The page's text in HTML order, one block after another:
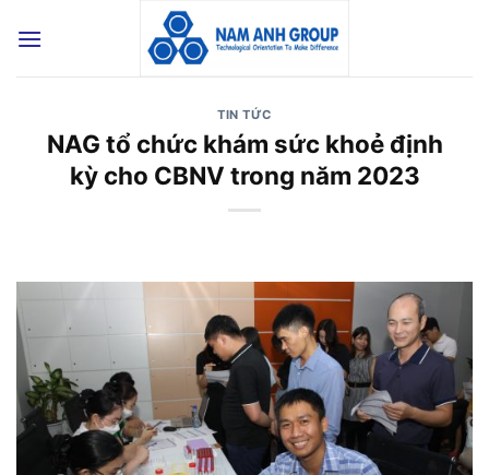
qua
TIN TỨC
NAG tổ chức khám sức khoẻ định
kỳ cho CBNV trong năm 2023